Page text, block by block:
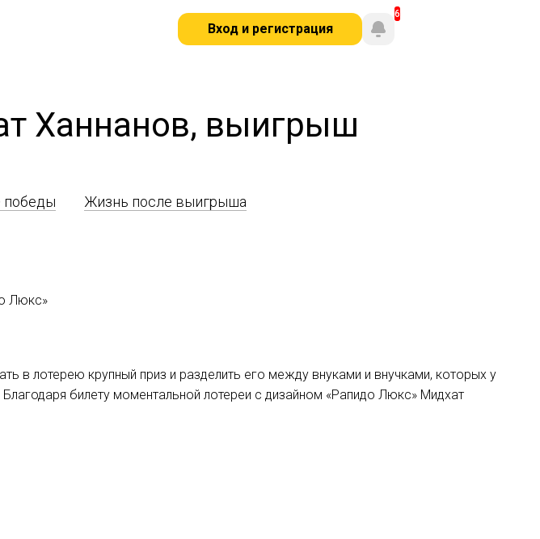
Вход и регистрация
Ханнанов, выигрыш
победы Жизнь после выигрыша
Люкс»
в лотерею крупный приз и разделить его между внуками и внучками, которых у
билету моментальной лотереи с дизайном «Рапидо Люкс» Мидхат